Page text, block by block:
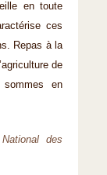
en toute
ces
Repas à la
de
en
des